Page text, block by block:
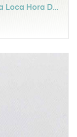
Loca Hora Del